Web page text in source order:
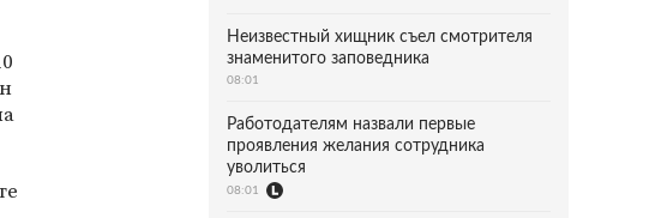
Неизвестный хищник съел смотрителя
знаменитого заповедника
08:01
Работодателям назвали первые
проявления желания сотрудника
уволиться
08:01